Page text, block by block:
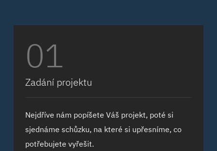
01
Zadání projektu
Nejdříve nám popíšete Váš projekt, poté si
sjednáme schůzku, na které si upřesníme, co
potřebujete vyřešit.